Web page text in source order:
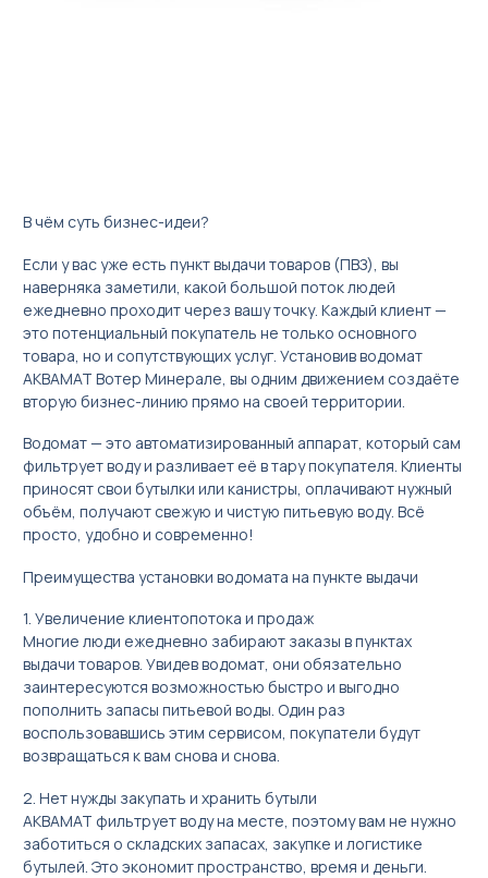
В чём суть бизнес-идеи?
Если у вас уже есть пункт выдачи товаров (ПВЗ), вы
наверняка заметили, какой большой поток людей
ежедневно проходит через вашу точку. Каждый клиент —
это потенциальный покупатель не только основного
товара, но и сопутствующих услуг. Установив водомат
АКВАМАТ Вотер Минерале, вы одним движением создаёте
вторую бизнес-линию прямо на своей территории.
Водомат — это автоматизированный аппарат, который сам
фильтрует воду и разливает её в тару покупателя. Клиенты
приносят свои бутылки или канистры, оплачивают нужный
объём, получают свежую и чистую питьевую воду. Всё
просто, удобно и современно!
Преимущества установки водомата на пункте выдачи
1. Увеличение клиентопотока и продаж
Многие люди ежедневно забирают заказы в пунктах
выдачи товаров. Увидев водомат, они обязательно
заинтересуются возможностью быстро и выгодно
пополнить запасы питьевой воды. Один раз
воспользовавшись этим сервисом, покупатели будут
возвращаться к вам снова и снова.
2. Нет нужды закупать и хранить бутыли
АКВАМАТ фильтрует воду на месте, поэтому вам не нужно
заботиться о складских запасах, закупке и логистике
бутылей. Это экономит пространство, время и деньги.